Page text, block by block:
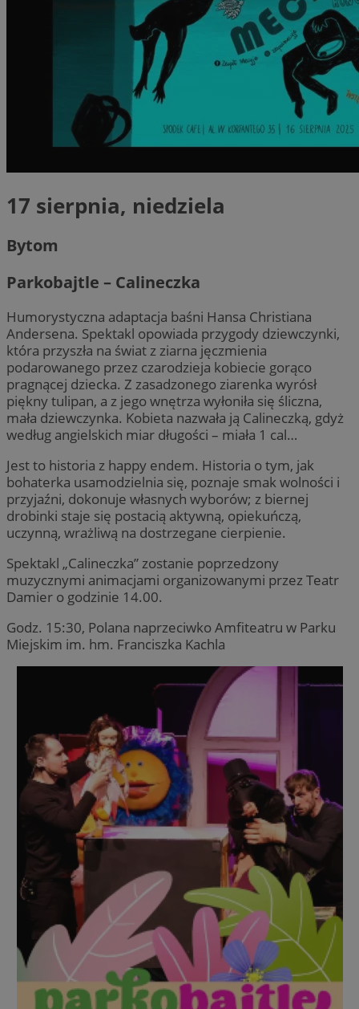
17 sierpnia, niedziela
Bytom
Parkobajtle – Calineczka
Humorystyczna adaptacja baśni Hansa Christiana
Andersena. Spektakl opowiada przygody dziewczynki,
która przyszła na świat z ziarna jęczmienia
podarowanego przez czarodzieja kobiecie gorąco
pragnącej dziecka. Z zasadzonego ziarenka wyrósł
piękny tulipan, a z jego wnętrza wyłoniła się śliczna,
mała dziewczynka. Kobieta nazwała ją Calineczką, gdyż
według angielskich miar długości – miała 1 cal…
Jest to historia z happy endem. Historia o tym, jak
bohaterka usamodzielnia się, poznaje smak wolności i
przyjaźni, dokonuje własnych wyborów; z biernej
drobinki staje się postacią aktywną, opiekuńczą,
uczynną, wrażliwą na dostrzegane cierpienie.
Spektakl „Calineczka” zostanie poprzedzony
muzycznymi animacjami organizowanymi przez Teatr
Damier o godzinie 14.00.
Godz. 15:30, Polana naprzeciwko Amfiteatru w Parku
Miejskim im. hm. Franciszka Kachla